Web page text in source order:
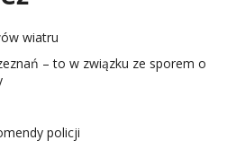
wiatru
– to w związku ze sporem o
policji